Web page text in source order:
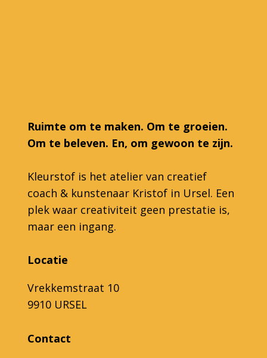
Ruimte om te maken. Om te groeien.
Om te beleven. En, om gewoon te zijn.
Kleurstof is het atelier van creatief
coach & kunstenaar Kristof in Ursel. Een
plek waar creativiteit geen prestatie is,
maar een ingang.
Locatie
Vrekkemstraat 10
9910 URSEL
Contact